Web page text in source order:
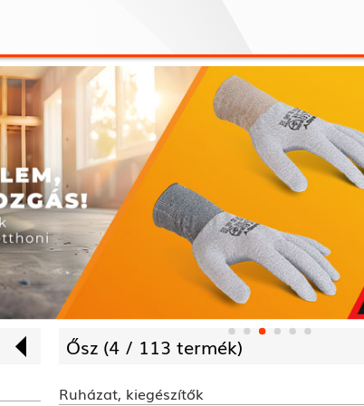
Ősz (4 / 113 termék)
Ruházat, kiegészítők